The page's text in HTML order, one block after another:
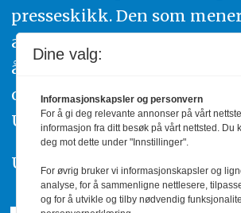
presseskikk. Den som
av urettmessig publisering,
å ta kontakt med
også klage inn saker til
Utvalg,www.pfu.no.
Utgiver: PBL
Dine valg:
Informasjonskapsler og personvern
For å gi deg relevante annonser på vårt
informasjon fra ditt besøk på vårt nettsted. Du
deg mot dette under "Innstillinger".
For øvrig bruker vi informasjonskapsler og
analyse, for å sammenligne nettlesere,
og for å utvikle og tilby nødvendig